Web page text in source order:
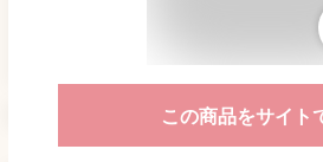
この商品をサイト